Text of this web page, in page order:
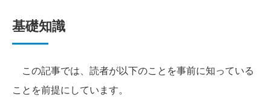
基礎知識
この記事では、読者が以下のことを事前に知っている
ことを前提にしています。